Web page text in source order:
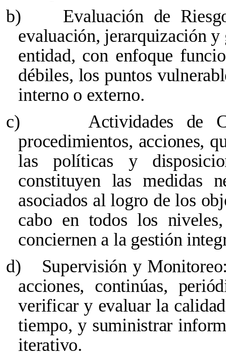
b)
Evaluación de
evaluación, jerarquización y
entidad, con enfoque
débiles, los puntos
interno o externo.
c)
Actividades de
procedimientos, acciones,
las políticas y
constituyen las medidas
asociados al logro de los
cabo en todos los
conciernen a la gestión
d)
Supervisión y
acciones, continúas,
verificar y evaluar la
tiempo, y suministrar
iterativo.